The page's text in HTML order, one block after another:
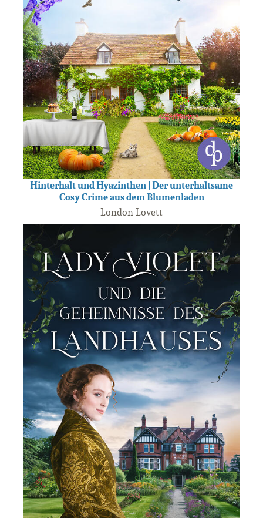
Hinterhalt und Hyazinthen | Der unterhaltsame
Cosy Crime aus dem Blumenladen
London Lovett